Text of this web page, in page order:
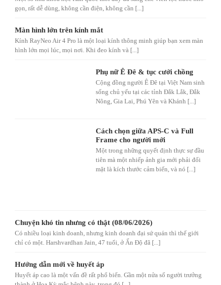
gọn, rất dễ dùng, không cần điện, không cần [...]
Màn hình lớn trên kính mắt
Kính RayNeo Air 4 Pro là một loại kính thông minh giúp bạn xem màn
hình lớn mọi lúc, mọi nơi. Khi đeo kính và [...]
Phụ nữ Ê Đê & tục cưới chồng
Cộng đồng người Ê Đê tại Việt Nam sinh
sống chủ yếu tại các tỉnh Đắk Lắk, Đắk
Nông, Gia Lai, Phú Yên và Khánh [...]
Cách chọn giữa APS-C và Full
Frame cho người mới
Một trong những quyết định thực sự đầu
tiên mà một nhiếp ảnh gia mới phải đối
mặt là kích thước cảm biến, và nó [...]
Chuyện khó tin nhưng có thật (08/06/2026)
Có nhiều loại kinh doanh, nhưng kinh doanh đại sứ quán thì thế giới
chỉ có một. Harshvardhan Jain, 47 tuổi, ở Ấn Độ đã [...]
Hướng dẫn mới về huyết áp
Huyết áp cao là một vấn đề rất phổ biến. Gần một nửa số người trưởng